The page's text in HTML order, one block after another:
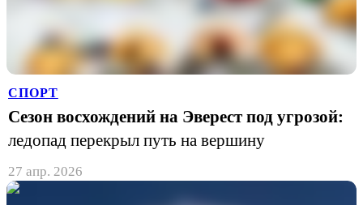
СПОРТ
Сезон восхождений на Эверест под угрозой:
ледопад перекрыл путь на вершину
27 апр. 2026